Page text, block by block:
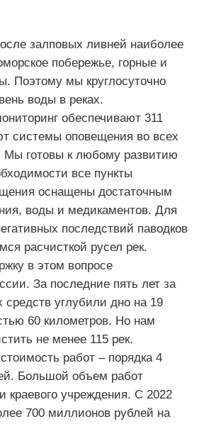
залповых ливней наиболее
побережье, горные и
Поэтому мы круглосуточно
воды в реках.
обеспечивают 311
системы оповещения во всех
Мы готовы к любому развитию
все пункты
оснащены достаточным
воды и медикаментов. Для
последствий паводков
расчисткой русел рек.
в этом вопросе
За последние пять лет за
углубили дно на 19
60 километров. Но нам
не менее 115 рек.
работ – порядка 4
Большой объем работ
краевого учреждения. С 2022
700 миллионов рублей на